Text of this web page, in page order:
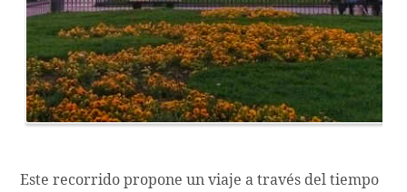
Este recorrido propone un viaje a través del tiempo